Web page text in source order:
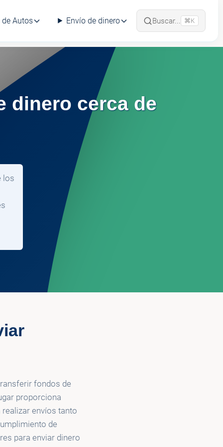
de Autos Envío de dinero Buscar... ⌘K
dinero cerca de
los
fondos de
proporciona
envíos tanto
de
para enviar dinero